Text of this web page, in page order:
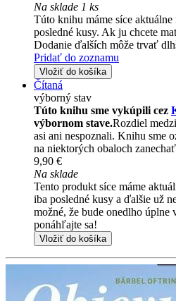
Na sklade 1 ks
Túto knihu máme síce aktuálne
posledné kusy. Ak ju chcete
Dodanie ďalších môže trvať
Pridať do zoznamu
Vložiť do košíka
Čítaná
výborný stav
Túto knihu sme vykúpili cez
výbornom stave.Rozdiel
asi ani nespoznali. Knihu sme
na niektorých obaloch
9,90 €
Na sklade
Tento produkt síce máme
iba posledné kusy a ďalšie už
možné, že bude onedlho
ponáhľajte sa!
Vložiť do košíka